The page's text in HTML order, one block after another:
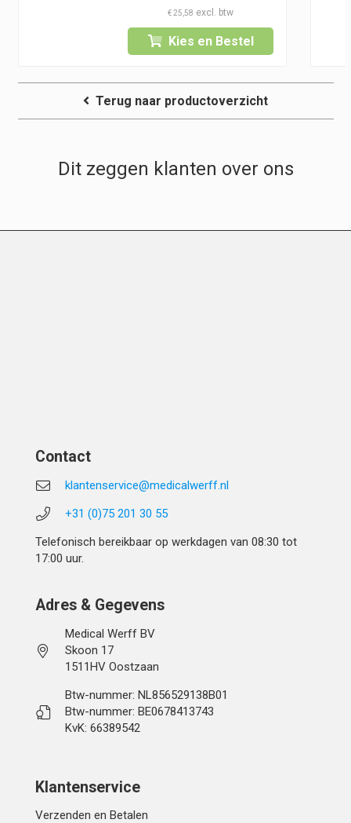
€25,58
Kies en Bestel
Terug naar productoverzicht
Dit zeggen klanten over ons
Contact
klantenservice@medicalwerff.nl
+31 (0)75 201 30 55
Telefonisch bereikbaar op werkdagen van 08:30 tot
17:00 uur.
Adres & Gegevens
Medical Werff BV
Skoon 17
1511HV Oostzaan
Btw-nummer: NL856529138B01
Btw-nummer: BE0678413743
KvK: 66389542
Klantenservice
Verzenden en Betalen